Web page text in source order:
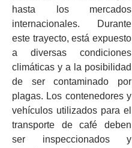
hasta los mercados
internacionales. Durante
este trayecto, está expuesto
a diversas condiciones
climáticas y a la posibilidad
de ser contaminado por
plagas. Los contenedores y
vehículos utilizados para el
transporte de café deben
ser inspeccionados y